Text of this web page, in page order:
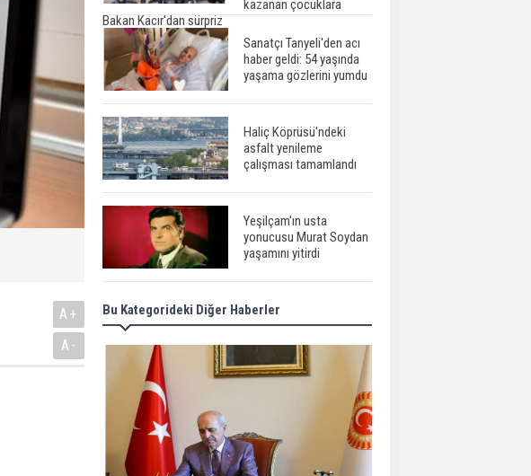
A+
A-
kazanan çocuklara
Bakan Kacır'dan sürpriz
Sanatçı Tanyeli'den acı
haber geldi: 54 yaşında
yaşama gözlerini yumdu
Haliç Köprüsü'ndeki
asfalt yenileme
çalışması tamamlandı
Yeşilçam'ın usta
yonucusu Murat Soydan
yaşamını yitirdi
Meral Akşener ile
Müsavat Dervişoğlu
cenazede görüntülendi
29 Mayıs okullar tatil mi?
Bu Kategorideki Diğer Haberler